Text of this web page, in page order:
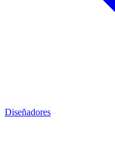
Diseñadores